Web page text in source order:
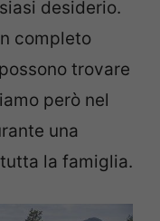
desiderio.
completo
trovare
però nel
una
la famiglia.